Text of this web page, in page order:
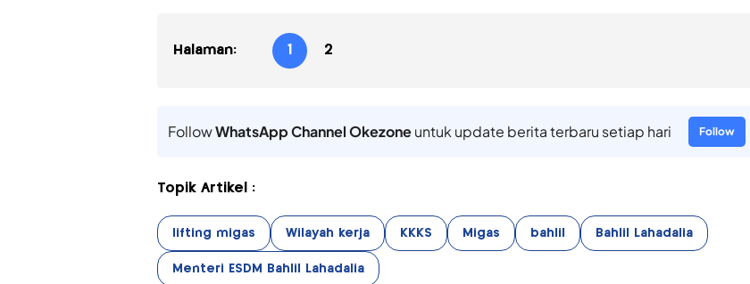
Halaman: 1 2
FollowWhatsApp Channel Okezoneuntuk update berita terbaru setiap hari Follow
Topik Artikel :
lifting migas Wilayah kerja KKKS Migas bahlil Bahlil Lahadalia
Menteri ESDM Bahlil Lahadalia